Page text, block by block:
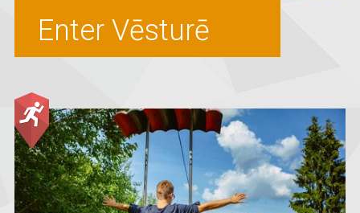
Enter Vēsturē